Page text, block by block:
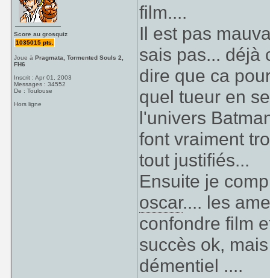
Score au grosquiz
1035015 pts.
Joue àPragmata, Tormented Souls 2,
FH6
Inscrit : Apr 01, 2003
Messages : 34552
De : Toulouse
Hors ligne
film....
Il est pas
sais pas... déjà
dire que ca
quel tueur en
l'univers
font vraiment
tout justifiés...
Ensuite je
oscar.... les
confondre film
succès ok,
démentiel ....